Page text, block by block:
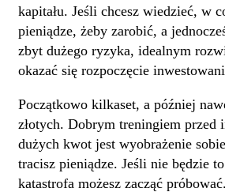
kapitału. Jeśli chcesz wiedzieć, w
pieniądze, żeby zarobić, a
zbyt dużego ryzyka, idealnym
okazać się rozpoczęcie
Początkowo kilkaset, a później
złotych. Dobrym treningiem przed
dużych kwot jest wyobrażenie
tracisz pieniądze. Jeśli nie będzie
katastrofa możesz zacząć próbować.